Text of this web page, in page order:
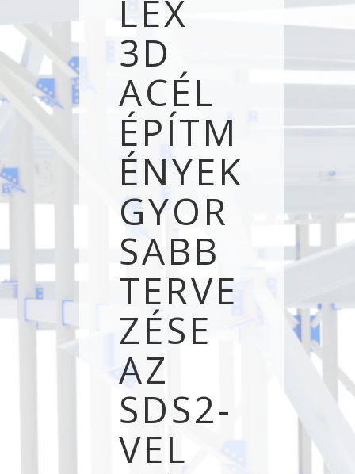
LEX
3D
ACÉL
ÉPÍTM
ÉNYEK
GYOR
SABB
TERVE
ZÉSE
AZ
SDS2-
VEL